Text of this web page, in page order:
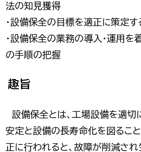
法の知見獲得
・設備保全の目標を適正に策定
・設備保全の業務の導入・運用を
の手順の把握
趣旨
設備保全とは、工場設備を適切
安定と設備の長寿命化を図るこ
正に行われると、故障が削減さ